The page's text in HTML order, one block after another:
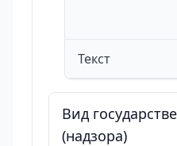
Текст
Вид
(надзора)